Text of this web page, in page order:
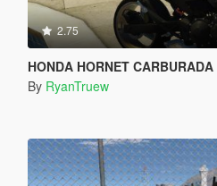
2.75
HONDA HORNET
By RyanTruew